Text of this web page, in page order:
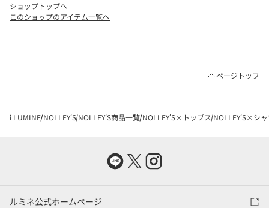
ショップトップへ
このショップのアイテム一覧へ
ページトップ
i LUMINE NOLLEY'S NOLLEY'S商品一覧 NOLLEY'S×トップス NOLLEY'S×シ
ルミネ公式ホームページ